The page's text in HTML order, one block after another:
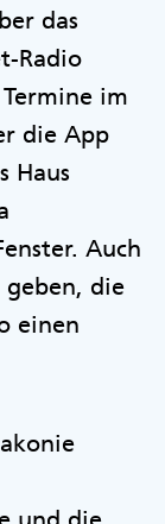
das
Radio
im
die App
Haus
Auch
geben, die
einen